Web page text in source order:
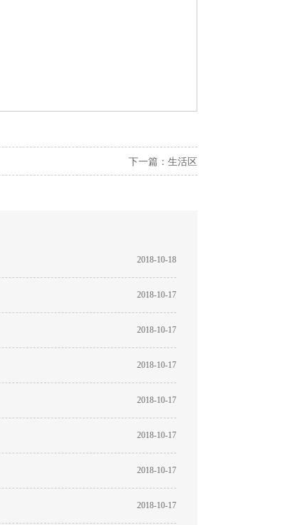
下一篇： 生活区
2018-10-18
2018-10-17
2018-10-17
2018-10-17
2018-10-17
2018-10-17
2018-10-17
2018-10-17